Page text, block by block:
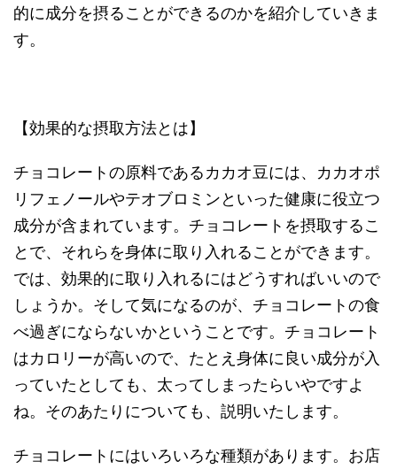
的に成分を摂ることができるのかを紹介していきま
す。
【効果的な摂取方法とは】
チョコレートの原料であるカカオ豆には、カカオポ
リフェノールやテオブロミンといった健康に役立つ
成分が含まれています。チョコレートを摂取するこ
とで、それらを身体に取り入れることができます。
では、効果的に取り入れるにはどうすればいいので
しょうか。そして気になるのが、チョコレートの食
べ過ぎにならないかということです。チョコレート
はカロリーが高いので、たとえ身体に良い成分が入
っていたとしても、太ってしまったらいやですよ
ね。そのあたりについても、説明いたします。
チョコレートにはいろいろな種類があります。お店